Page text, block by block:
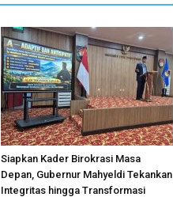
Siapkan Kader Birokrasi Masa
Depan, Gubernur Mahyeldi Tekankan
Integritas hingga Transformasi